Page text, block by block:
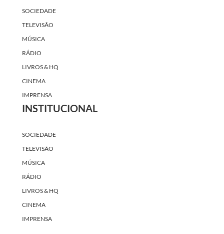
SOCIEDADE
TELEVISÃO
MÚSICA
RÁDIO
LIVROS & HQ
CINEMA
IMPRENSA
INSTITUCIONAL
SOCIEDADE
TELEVISÃO
MÚSICA
RÁDIO
LIVROS & HQ
CINEMA
IMPRENSA